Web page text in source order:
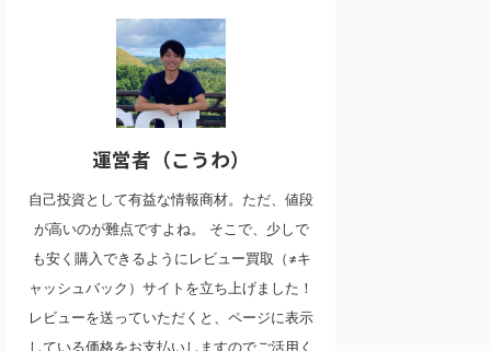
運営者（こうわ）
自己投資として有益な情報商材。ただ、値段
が高いのが難点ですよね。 そこで、少しで
も安く購入できるようにレビュー買取（≠キ
ャッシュバック）サイトを立ち上げました！
レビューを送っていただくと、ページに表示
している価格をお支払いしますのでご活用く